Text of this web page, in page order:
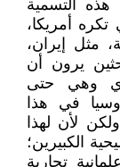
الراهب فيلوثيوس عام 1524م، هذه التسمية
أمريكا،
مثل إيران،
يرون أن
وهي حتى
في هذا
لأن لهذا
الكبيرين؛
تجارية